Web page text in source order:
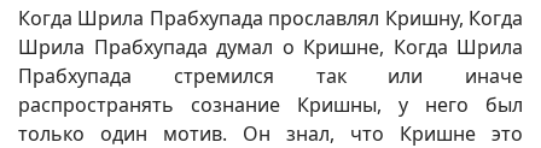
Когда Шрила Прабхупада прославлял Кришну, Когда
Шрила Прабхупада думал о Кришне, Когда Шрила
Прабхупада стремился так или иначе
распространять сознание Кришны, у него был
только один мотив. Он знал, что Кришне это